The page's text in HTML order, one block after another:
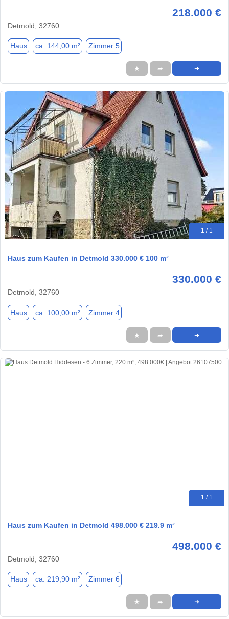
218.000 €
Detmold, 32760
Haus ca. 144,00 m² Zimmer 5
★ ➦ ➜
1 / 1
Haus zum Kaufen in Detmold 330.000 € 100 m²
330.000 €
Detmold, 32760
Haus ca. 100,00 m² Zimmer 4
★ ➦ ➜
1 / 1
Haus zum Kaufen in Detmold 498.000 € 219.9 m²
498.000 €
Detmold, 32760
Haus ca. 219,90 m² Zimmer 6
★ ➦ ➜